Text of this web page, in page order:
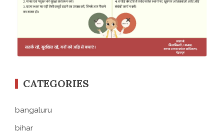
CATEGORIES
bangaluru
bihar